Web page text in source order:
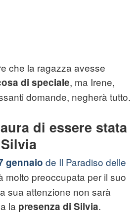
che la ragazza avesse
di speciale, ma Irene,
domande, negherà tutto.
di essere stata
gennaio de Il Paradiso delle
molto preoccupata per il suo
sua attenzione non sarà
la presenza di Silvia.